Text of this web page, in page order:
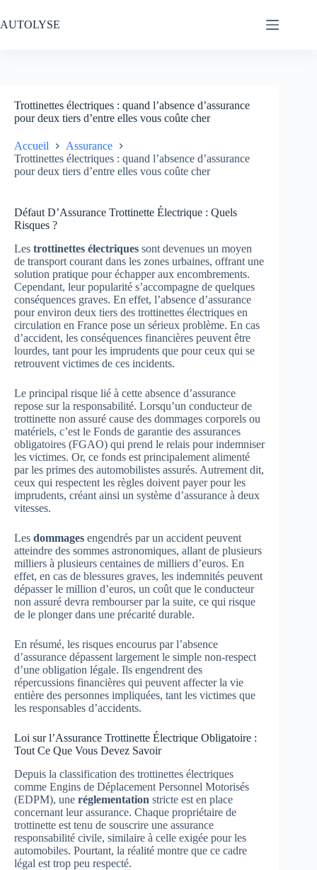
au
contenu
AUTOLYSE
Trottinettes électriques : quand l’absence d’assurance
pour deux tiers d’entre elles vous coûte cher
Accueil
Assurance
Trottinettes électriques : quand l’absence d’assurance
pour deux tiers d’entre elles vous coûte cher
Défaut D’Assurance Trottinette Électrique : Quels
Risques ?
Les trottinettes électriques sont devenues un moyen
de transport courant dans les zones urbaines, offrant une
solution pratique pour échapper aux encombrements.
Cependant, leur popularité s’accompagne de quelques
conséquences graves. En effet, l’absence d’assurance
pour environ deux tiers des trottinettes électriques en
circulation en France pose un sérieux problème. En cas
d’accident, les conséquences financières peuvent être
lourdes, tant pour les imprudents que pour ceux qui se
retrouvent victimes de ces incidents.
Le principal risque lié à cette absence d’assurance
repose sur la responsabilité. Lorsqu’un conducteur de
trottinette non assuré cause des dommages corporels ou
matériels, c’est le Fonds de garantie des assurances
obligatoires (FGAO) qui prend le relais pour indemniser
les victimes. Or, ce fonds est principalement alimenté
par les primes des automobilistes assurés. Autrement dit,
ceux qui respectent les règles doivent payer pour les
imprudents, créant ainsi un système d’assurance à deux
vitesses.
Les dommages engendrés par un accident peuvent
atteindre des sommes astronomiques, allant de plusieurs
milliers à plusieurs centaines de milliers d’euros. En
effet, en cas de blessures graves, les indemnités peuvent
dépasser le million d’euros, un coût que le conducteur
non assuré devra rembourser par la suite, ce qui risque
de le plonger dans une précarité durable.
En résumé, les risques encourus par l’absence
d’assurance dépassent largement le simple non-respect
d’une obligation légale. Ils engendrent des
répercussions financières qui peuvent affecter la vie
entière des personnes impliquées, tant les victimes que
les responsables d’accidents.
Loi sur l’Assurance Trottinette Électrique Obligatoire :
Tout Ce Que Vous Devez Savoir
Depuis la classification des trottinettes électriques
comme Engins de Déplacement Personnel Motorisés
(EDPM), une réglementation stricte est en place
concernant leur assurance. Chaque propriétaire de
trottinette est tenu de souscrire une assurance
responsabilité civile, similaire à celle exigée pour les
automobiles. Pourtant, la réalité montre que ce cadre
légal est trop peu respecté.